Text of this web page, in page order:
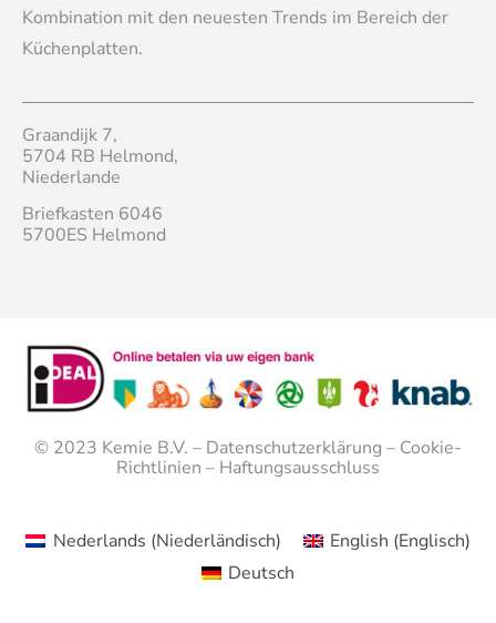
Kombination mit den neuesten Trends im Bereich der
Küchenplatten.
Graandijk 7,
5704 RB Helmond,
Niederlande
Briefkasten 6046
5700ES Helmond
© 2023 Kemie B.V. – Datenschutzerklärung – Cookie-
Richtlinien – Haftungsausschluss
Nederlands (Niederländisch) English (Englisch)
Deutsch